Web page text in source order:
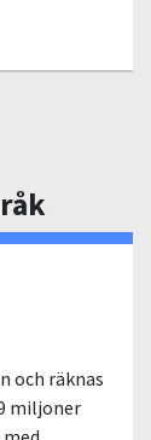
och räknas
miljoner